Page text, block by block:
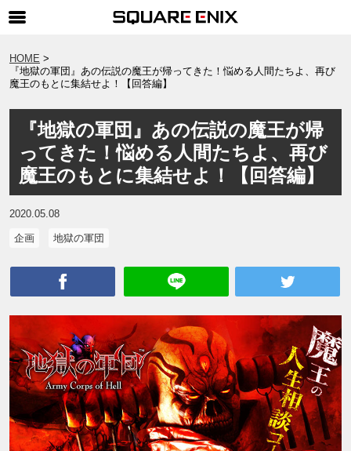
ゲーム
マガジン＆ブックス
ミュージック
グッズ
ストア
会社情報 採用情報
SQUARE ENIX サイト内検索
HOME
『地獄の軍団』あの伝説の魔王が帰ってきた！悩める人間たちよ、再び
魔王のもとに集結せよ！【回答編】
『地獄の軍団』あの伝説の魔王が帰
ってきた！悩める人間たちよ、再び
魔王のもとに集結せよ！【回答編】
2020.05.08
企画 地獄の軍団